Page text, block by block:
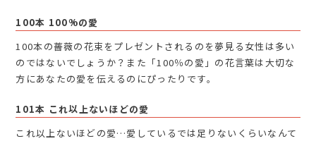
100本 100%の愛
100本の薔薇の花束をプレゼントされるのを夢見る女性は多い
のではないでしょうか？また「100％の愛」の花言葉は大切な
方にあなたの愛を伝えるのにぴったりです。
101本 これ以上ないほどの愛
これ以上ないほどの愛…愛しているでは足りないくらいなんて